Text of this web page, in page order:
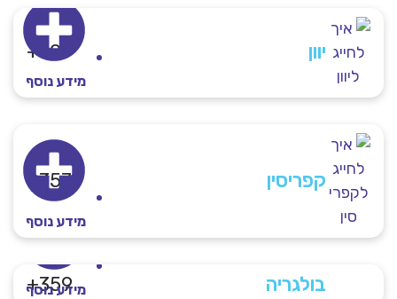
יוון 30+
מידע נוסף
קפריסין​ 357+
מידע נוסף
בולגריה 359+
מידע נוסף